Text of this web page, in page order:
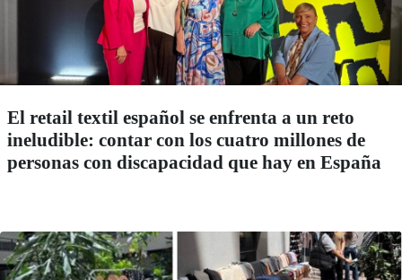
El retail textil español se enfrenta a un reto
ineludible: contar con los cuatro millones de
personas con discapacidad que hay en España